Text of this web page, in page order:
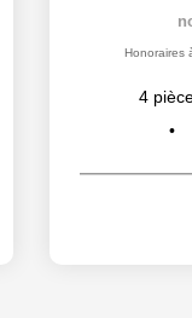
Honoraires
4